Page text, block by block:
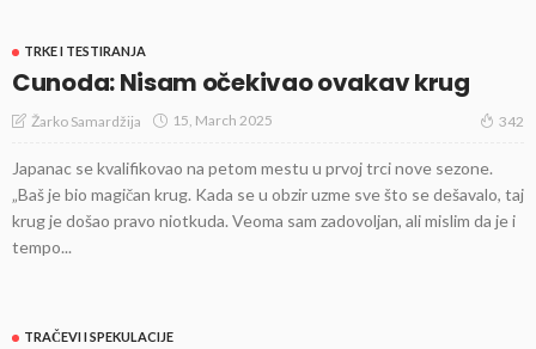
TRKE I TESTIRANJA
Cunoda: Nisam očekivao ovakav krug
Žarko Samardžija 15, March 2025 342
Japanac se kvalifikovao na petom mestu u prvoj trci nove sezone.
„Baš je bio magičan krug. Kada se u obzir uzme sve što se dešavalo, taj
krug je došao pravo niotkuda. Veoma sam zadovoljan, ali mislim da je i
tempo...
TRAČEVI I SPEKULACIJE